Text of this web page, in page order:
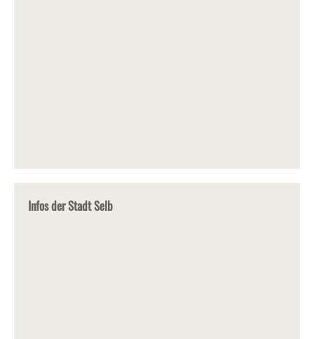
Infos der Stadt Selb